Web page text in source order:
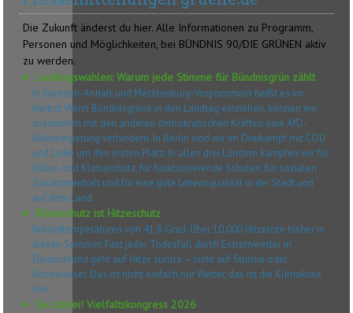
Die Zukunft änderst du hier. Alle Informationen zu Programm,
Personen und Möglichkeiten, bei BÜNDNIS 90/DIE GRÜNEN aktiv
zu werden.
Landtagswahlen: Warum jede Stimme für Bündnisgrün zählt
In Sachsen-Anhalt und Mecklenburg-Vorpommern heißt es im
Herbst: Wenn Bündnisgrüne in den Landtag einziehen, können wir
zusammen mit den anderen demokratischen Kräften eine AfD-
Alleinregierung verhindern. In Berlin sind wir im Dreikampf mit CDU
und Linke um den ersten Platz. In allen drei Ländern kämpfen wir für
Natur- und Klimaschutz, für funktionierende Schulen, für sozialen
Zusammenhalt und für eine gute Lebensqualität in der Stadt und
auf dem Land.
Klimaschutz ist Hitzeschutz
Rekordtemperaturen von 41,8 Grad. Über 10.000 Hitzetote bisher in
diesen Sommer. Fast jeder Todesfall durch Extremwetter in
Deutschland geht auf Hitze zurück – nicht auf Stürme oder
Hochwasser. Das ist nicht einfach nur Wetter, das ist die Klimakrise
live.
Sei dabei! Vielfaltskongress 2026